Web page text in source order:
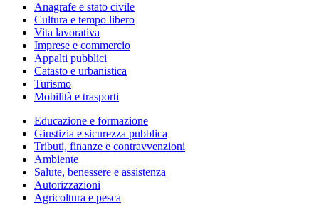
Anagrafe e stato civile
Cultura e tempo libero
Vita lavorativa
Imprese e commercio
Appalti pubblici
Catasto e urbanistica
Turismo
Mobilità e trasporti
Educazione e formazione
Giustizia e sicurezza pubblica
Tributi, finanze e contravvenzioni
Ambiente
Salute, benessere e assistenza
Autorizzazioni
Agricoltura e pesca